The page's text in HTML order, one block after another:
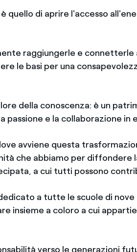
quello di aprire l'accesso
raggiungerle e connetterle
le basi per una
della conoscenza: è un
passione e la collaborazione in
avviene questa
che abbiamo per diffondere
a cui tutti possono
a tutte le scuole di nove
insieme a coloro a cui
verso le generazioni